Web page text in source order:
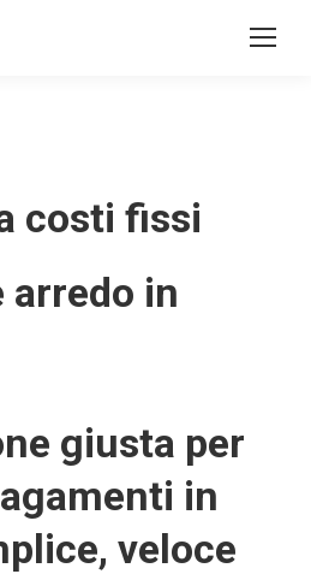
costi fissi
arredo in
giusta per
in
veloce